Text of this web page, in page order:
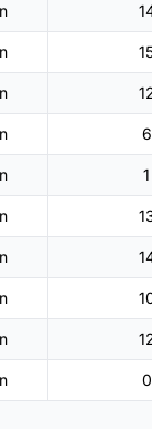
6
1
0